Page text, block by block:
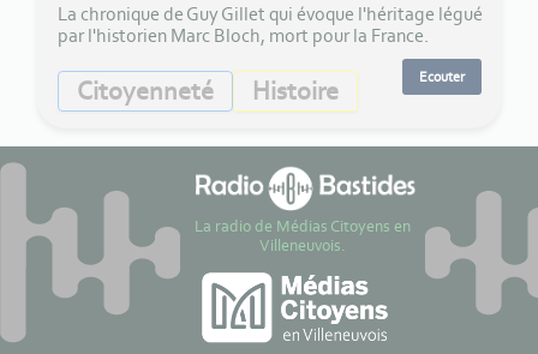
La chronique de Guy Gillet qui évoque l'héritage légué
par l'historien Marc Bloch, mort pour la France.
Citoyenneté Histoire Ecouter
La radio de Médias Citoyens en
Villeneuvois.